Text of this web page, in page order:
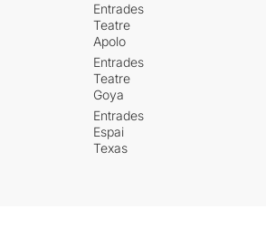
Entrades
Teatre
Apolo
Entrades
Teatre
Goya
Entrades
Espai
Texas